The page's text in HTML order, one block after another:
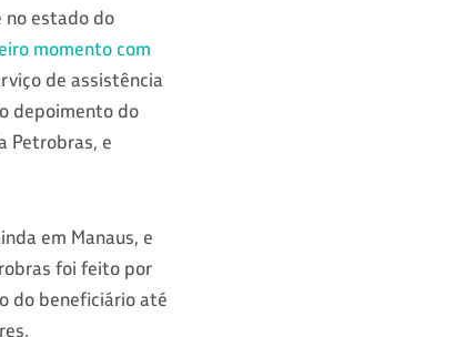
no estado do
momento com
de assistência
depoimento do
Petrobras, e
em Manaus, e
foi feito por
do beneficiário até